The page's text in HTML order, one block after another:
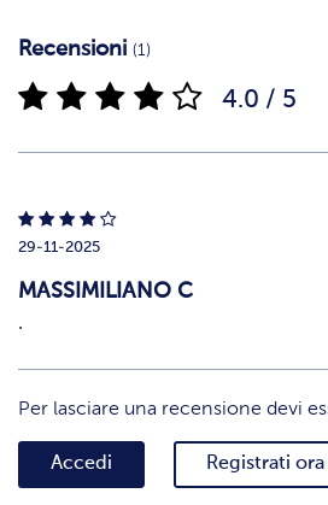
Recensioni (1)
4.0 / 5
29-11-2025
MASSIMILIANO C
.
Per lasciare una recensione devi
Accedi Registrati ora